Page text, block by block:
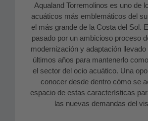
Más información
Aceptar
Powered byUsercentrics
Management Platform
Aqualand Torremolinos es uno de
acuáticos más emblemáticos del
el más grande de la Costa del Sol.
pasado por un ambicioso proceso
modernización y adaptación
últimos años para mantenerlo
el sector del ocio acuático. Una
conocer desde dentro cómo se
espacio de estas características
las nuevas demandas del